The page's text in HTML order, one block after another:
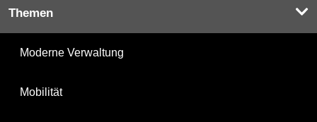
Themen
Moderne Verwaltung
Mobilität